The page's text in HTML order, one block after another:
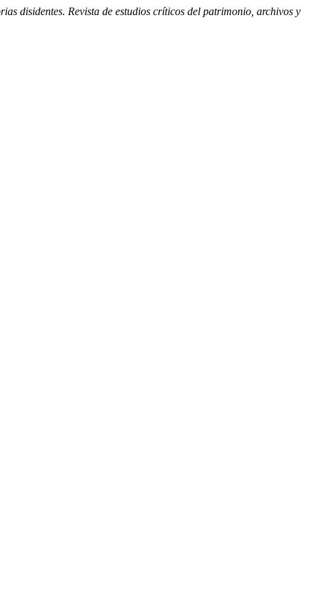
disidentes. Revista de estudios críticos del patrimonio, archivos y